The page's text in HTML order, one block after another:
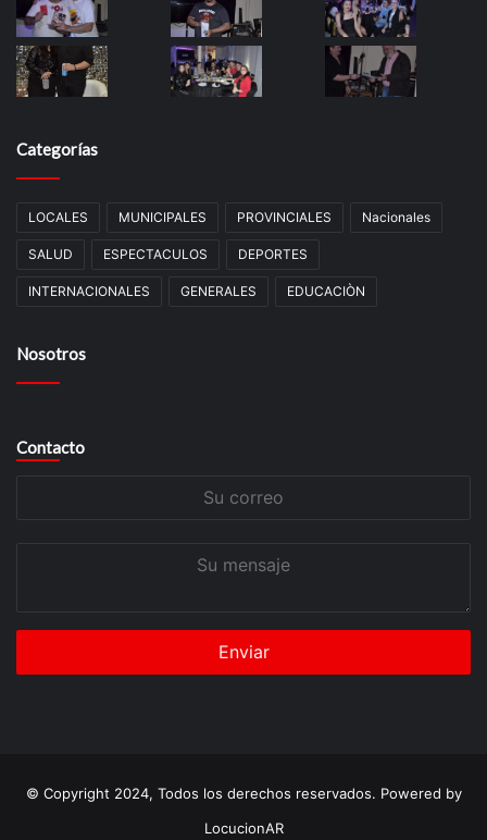
Categorías
LOCALES MUNICIPALES PROVINCIALES Nacionales
SALUD ESPECTACULOS DEPORTES
INTERNACIONALES GENERALES EDUCACIÒN
Nosotros
Contacto
© Copyright 2024, Todos los derechos reservados. Powered by
LocucionAR